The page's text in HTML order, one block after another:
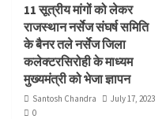
11 सूत्रीय मांगों को लेकर
राजस्थान नर्सेज संघर्ष समिति
के बैनर तले नर्सेज जिला
कलेक्टरसिरोही के माध्यम
मुख्यमंत्री को भेजा ज्ञापन
Santosh Chandra
July 17, 2023
0